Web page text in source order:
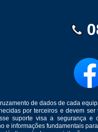
de dados de cada
por terceiros e devem
suporte visa a segurança
e informações fundamentais